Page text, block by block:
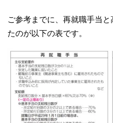
ご参考までに、再就職手当
たのが以下の表です。